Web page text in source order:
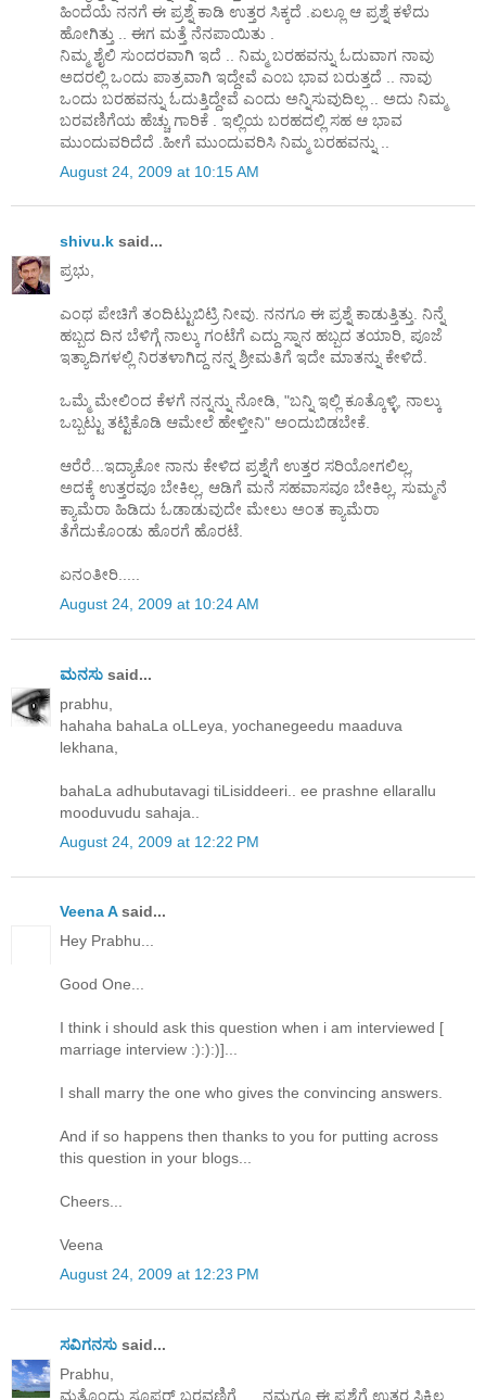
ಹಿ೦ದೆಯೆ ನನಗೆ ಈ ಪ್ರಶ್ನೆ ಕಾಡಿ ಉತ್ತರ ಸಿಕ್ಕದೆ .ಏಲ್ಲೂ ಆ ಪ್ರಶ್ನೆ ಕಳೆದು
ಹೋಗಿತ್ತು .. ಈಗ ಮತ್ತೆ ನೆನಪಾಯಿತು .
ನಿಮ್ಮ ಶೈಲಿ ಸು೦ದರವಾಗಿ ಇದೆ .. ನಿಮ್ಮ ಬರಹವನ್ನು ಓದುವಾಗ ನಾವು
ಅದರಲ್ಲಿ ಒ೦ದು ಪಾತ್ರವಾಗಿ ಇದ್ದೇವೆ ಎ೦ಬ ಭಾವ ಬರುತ್ತದೆ .. ನಾವು
ಒ೦ದು ಬರಹವನ್ನು ಓದುತ್ತಿದ್ದೇವೆ ಎ೦ದು ಅನ್ನಿಸುವುದಿಲ್ಲ .. ಅದು ನಿಮ್ಮ
ಬರವಣಿಗೆಯ ಹೆಚ್ಚು ಗಾರಿಕೆ . ಇಲ್ಲಿಯ ಬರಹದಲ್ಲಿ ಸಹ ಆ ಭಾವ
ಮು೦ದುವರಿದೆದೆ .ಹೀಗೆ ಮು೦ದುವರಿಸಿ ನಿಮ್ಮ ಬರಹವನ್ನು ..
August 24, 2009 at 10:15 AM
shivu.k said...
ಪ್ರಭು,
ಎಂಥ ಪೇಚಿಗೆ ತಂದಿಟ್ಟುಬಿಟ್ರಿ ನೀವು. ನನಗೂ ಈ ಪ್ರಶ್ನೆ ಕಾಡುತ್ತಿತ್ತು. ನಿನ್ನೆ
ಹಬ್ಬದ ದಿನ ಬೆಳಿಗ್ಗೆ ನಾಲ್ಕು ಗಂಟೆಗೆ ಎದ್ದು ಸ್ನಾನ ಹಬ್ಬದ ತಯಾರಿ, ಪೂಜೆ
ಇತ್ಯಾದಿಗಳಲ್ಲಿ ನಿರತಳಾಗಿದ್ದ ನನ್ನ ಶ್ರೀಮತಿಗೆ ಇದೇ ಮಾತನ್ನು ಕೇಳಿದೆ.
ಒಮ್ಮೆ ಮೇಲಿಂದ ಕೆಳಗೆ ನನ್ನನ್ನು ನೋಡಿ, "ಬನ್ನಿ ಇಲ್ಲಿ ಕೂತ್ಕೊಳ್ಳಿ, ನಾಲ್ಕು
ಒಬ್ಬಟ್ಟು ತಟ್ಟಿಕೊಡಿ ಆಮೇಲೆ ಹೇಳ್ತೀನಿ" ಅಂದುಬಿಡಬೇಕೆ.
ಆರೆರೆ...ಇದ್ಯಾಕೋ ನಾನು ಕೇಳಿದ ಪ್ರಶ್ನೆಗೆ ಉತ್ತರ ಸರಿಯೋಗಲಿಲ್ಲ,
ಅದಕ್ಕೆ ಉತ್ತರವೂ ಬೇಕಿಲ್ಲ, ಆಡಿಗೆ ಮನೆ ಸಹವಾಸವೂ ಬೇಕಿಲ್ಲ, ಸುಮ್ಮನೆ
ಕ್ಯಾಮೆರಾ ಹಿಡಿದು ಓಡಾಡುವುದೇ ಮೇಲು ಅಂತ ಕ್ಯಾಮೆರಾ
ತೆಗೆದುಕೊಂಡು ಹೊರಗೆ ಹೊರಟೆ.
ಏನಂತೀರಿ.....
August 24, 2009 at 10:24 AM
ಮನಸು said...
prabhu,
hahaha bahaLa oLLeya, yochanegeedu maaduva
lekhana,
bahaLa adhubutavagi tiLisiddeeri.. ee prashne ellarallu
mooduvudu sahaja..
August 24, 2009 at 12:22 PM
Veena Asaid...
Hey Prabhu...
Good One...
I think i should ask this question when i am interviewed [
marriage interview :):):)]...
I shall marry the one who gives the convincing answers.
And if so happens then thanks to you for putting across
this question in your blogs...
Cheers...
Veena
August 24, 2009 at 12:23 PM
ಸವಿಗನಸು said...
Prabhu,
ಮತ್ತೊಂದು ಸೂಪರ್ ಬರವಣಿಗೆ......ನಮಗೂ ಈ ಪ್ರಶ್ನೆಗೆ ಉತ್ತರ ಸಿಕ್ಕಿಲ್ಲ